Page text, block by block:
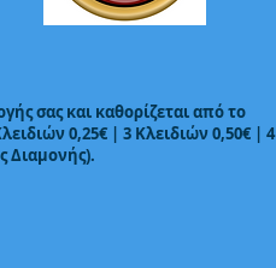
σας και καθορίζεται από το
0,25€ | 3 Κλειδιών 0,50€ | 4
Διαμονής).